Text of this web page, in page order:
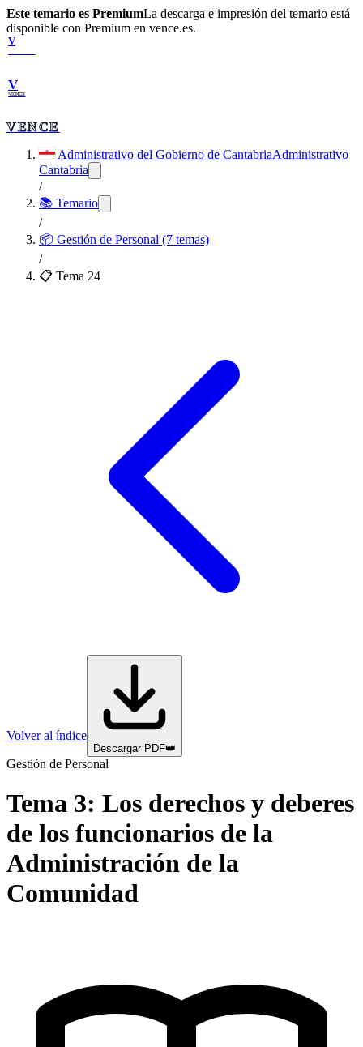
Este temario es PremiumLa descarga e impresión del temario está
disponible con Premium en vence.es.
V
V
VENCE
VENCE
Administrativo del Gobierno de CantabriaAdministrativo
Cantabria
/
📚 Temario
/
📦 Gestión de Personal (7 temas)
/
📋 Tema 24
Volver al índice
Descargar PDF👑
Gestión de Personal
Tema 3: Los derechos y deberes
de los funcionarios de la
Administración de la
Comunidad